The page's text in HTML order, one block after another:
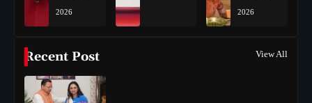
2026
2026
Recent Post View All